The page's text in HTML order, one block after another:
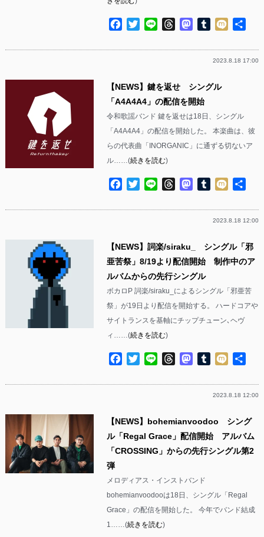
Facebook
TwitterLine ThreadsMastodon
Tumblr
Mixi
2023.8.18 17:00
【NEWS】鍵を返せ シングル
「A4A4A4」の配信を開始
令和歌謡バンド 鍵を返せは18日、シングル
「A4A4A4」の配信を開始した。 本楽曲は、彼
らの代表曲「INORGANIC」に通ずる切ないア
ル……(続きを読む)
Facebook
TwitterLine ThreadsMastodon
Tumblr
Mixi
2023.8.18 12:00
【NEWS】詞楽/siraku_ シングル「邪
亜苦祭」8/19より配信開始 制作中のア
ルバムからの先行シングル
ボカロP 詞楽/siraku_によるシングル「邪亜苦
祭」が19日より配信を開始する。 ハードコアや
サイトランスを基軸にチップチューン､ヘヴ
ィ……(続きを読む)
Facebook
TwitterLine ThreadsMastodon
Tumblr
Mixi
2023.8.18 12:00
【NEWS】bohemianvoodoo シング
ル「Regal Grace」配信開始 アルバム
「CROSSING」からの先行シングル第2
弾
メロディアス・インストバンド
bohemianvoodooは18日、シングル「Regal
Grace」の配信を開始した。 今年でバンド結成
1……(続きを読む)